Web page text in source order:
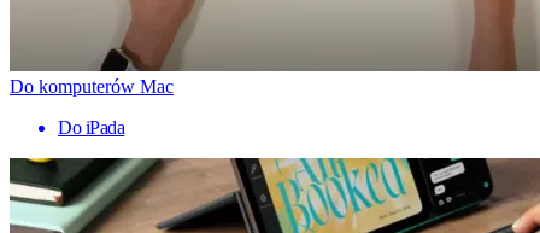
Do komputerów Mac
Do iPada